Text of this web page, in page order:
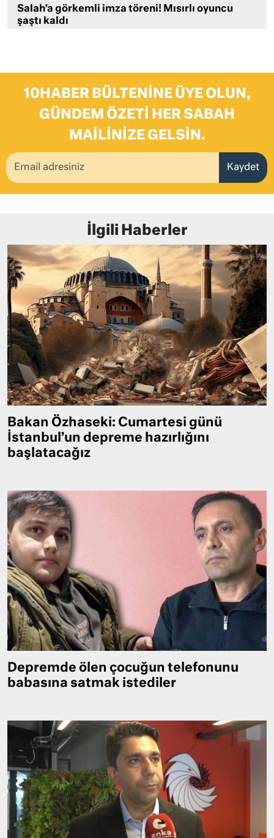
Salah’a görkemli imza töreni! Mısırlı oyuncu
şaştı kaldı
10HABER BÜLTENINE ÜYE OLUN,
GÜNDEM ÖZETI HER SABAH
MAILINIZE GELSIN.
Kaydet
İlgili Haberler
Bakan Özhaseki: Cumartesi günü
İstanbul’un depreme hazırlığını
başlatacağız
Depremde ölen çocuğun telefonunu
babasına satmak istediler